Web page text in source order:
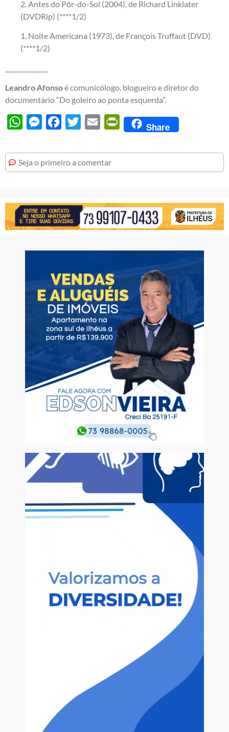
2. Antes do Pôr-do-Sol (2004), de Richard Linklater
(DVDRip) (****1/2)
1. Noite Americana (1973), de François Truffaut (DVD)
(****1/2)
Leandro Afonsoé comunicólogo, blogueiro e diretor do
documentário “Do goleiro ao ponta esquerda”.
WhatsAppMessengerFacebook
Twitter Email PrintFriendly
Share
Seja o primeiro a comentar